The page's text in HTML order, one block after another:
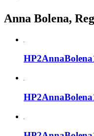
Anna Bolena,